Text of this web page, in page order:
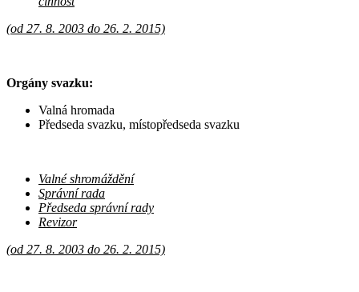
(od 27. 8. 2003 do 26. 2. 2015)
Orgány svazku:
Valná hromada
Předseda svazku, místopředseda svazku
Valné shromáždění
Správní rada
Předseda správní rady
Revizor
(od 27. 8. 2003 do 26. 2. 2015)